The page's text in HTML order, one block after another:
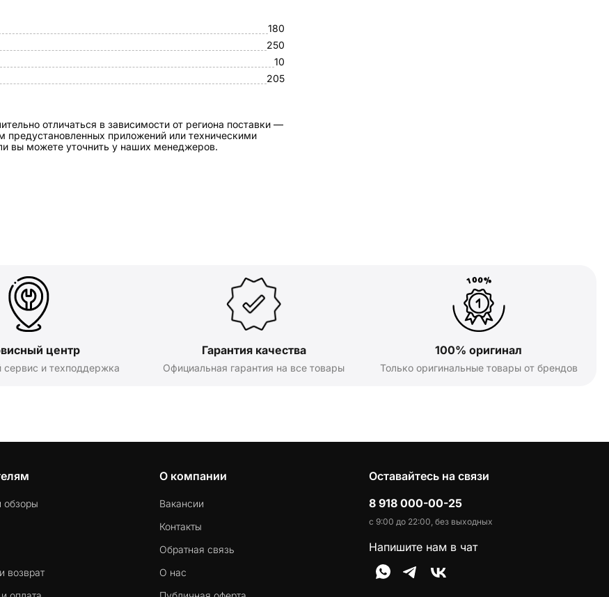
180
250
10
205
отличаться в зависимости от региона поставки —
предустановленных приложений или техническими
вы можете уточнить у наших менеджеров.
центр
сервис и техподдержка
Гарантия качества
Официальная гарантия на все товары
100% оригинал
Только оригинальные товары от брендов
обзоры
возврат
О компании
Вакансии
Контакты
Обратная связь
О нас
Оставайтесь на связи
8 918 000-00-25
с 9:00 до 22:00, без выходных
Напишите нам в чат